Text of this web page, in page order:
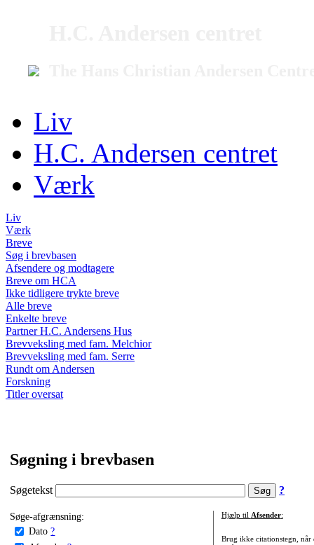
Liv
H.C. Andersen centret
Værk
Liv
Værk
Breve
Søg i brevbasen
Afsendere og modtagere
Breve om HCA
Ikke tidligere trykte breve
Alle breve
Enkelte breve
Partner H.C. Andersens Hus
Brevveksling med fam. Melchior
Brevveksling med fam. Serre
Rundt om Andersen
Forskning
Titler oversat
Søgning i brevbasen
Søgetekst ?
Søge-afgrænsning:
Dato ?
Hjælp til Afsender:
Brug ikke citationstegn, når